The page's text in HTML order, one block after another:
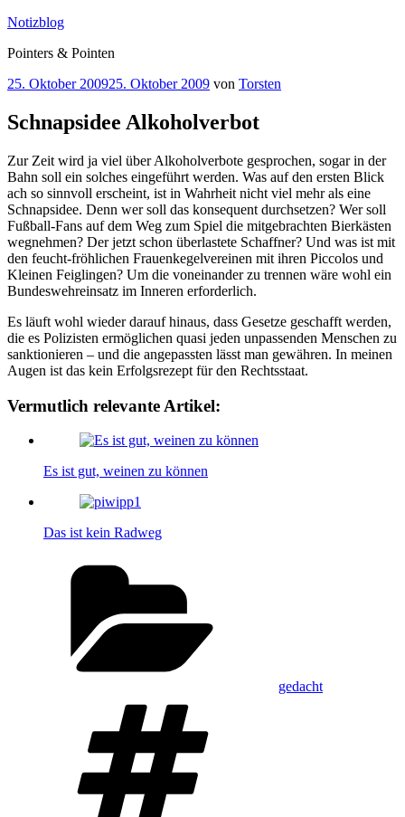
Zum
springen
Notizblog
Pointers & Pointen
Veröffentlicht
25. Oktober 200925. Oktober 2009 von Torsten
Schnapsidee Alkoholverbot
Zur Zeit wird ja viel über Alkoholverbote gesprochen, sogar in der
Bahn soll ein solches eingeführt werden. Was auf den ersten Blick
ach so sinnvoll erscheint, ist in Wahrheit nicht viel mehr als eine
Schnapsidee. Denn wer soll das konsequent durchsetzen? Wer soll
Fußball-Fans auf dem Weg zum Spiel die mitgebrachten Bierkästen
wegnehmen? Der jetzt schon überlastete Schaffner? Und was ist mit
den feucht-fröhlichen Frauenkegelvereinen mit ihren Piccolos und
Kleinen Feiglingen? Um die voneinander zu trennen wäre wohl ein
Bundeswehreinsatz im Inneren erforderlich.
Es läuft wohl wieder darauf hinaus, dass Gesetze geschafft werden,
die es Polizisten ermöglichen quasi jeden unpassenden Menschen zu
sanktionieren – und die angepassten lässt man gewähren. In meinen
Augen ist das kein Erfolgsrezept für den Rechtsstaat.
Vermutlich relevante Artikel:
Es ist gut, weinen zu können
Das ist kein Radweg
gedacht